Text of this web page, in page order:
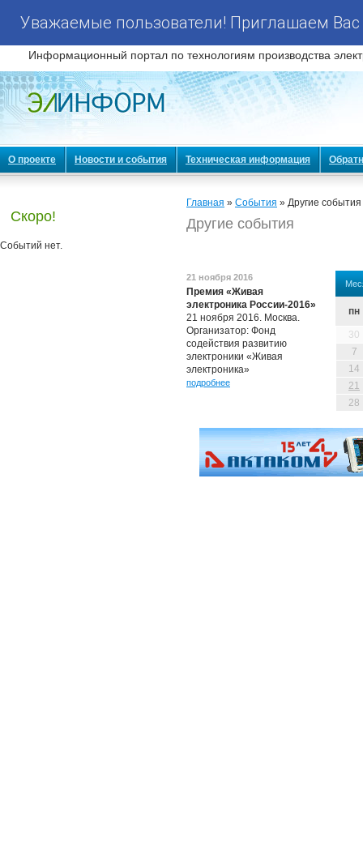
Уважаемые пользователи! Приглашаем
Информационный портал по технологиям производства
О проекте Новости и события Техническая информация
Скоро!
Событий нет.
Главная » События » Другие события
Другие события
пн
30
7
14
21
28
21 ноября 2016
Премия «Живая
электроника России-2016»
21 ноября 2016. Москва.
Организатор: Фонд
содействия развитию
электроники «Живая
электроника»
подробнее